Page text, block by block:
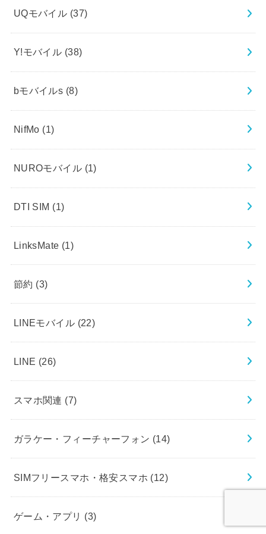
UQモバイル (37)
Y!モバイル (38)
bモバイルs (8)
NifMo (1)
NUROモバイル (1)
DTI SIM (1)
LinksMate (1)
節約 (3)
LINEモバイル (22)
LINE (26)
スマホ関連 (7)
ガラケー・フィーチャーフォン (14)
SIMフリースマホ・格安スマホ (12)
ゲーム・アプリ (3)